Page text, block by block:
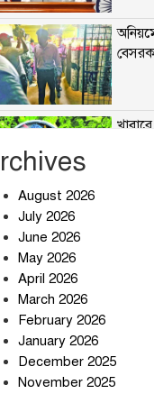
August 2026
July 2026
June 2026
May 2026
April 2026
March 2026
February 2026
January 2026
December 2025
November 2025